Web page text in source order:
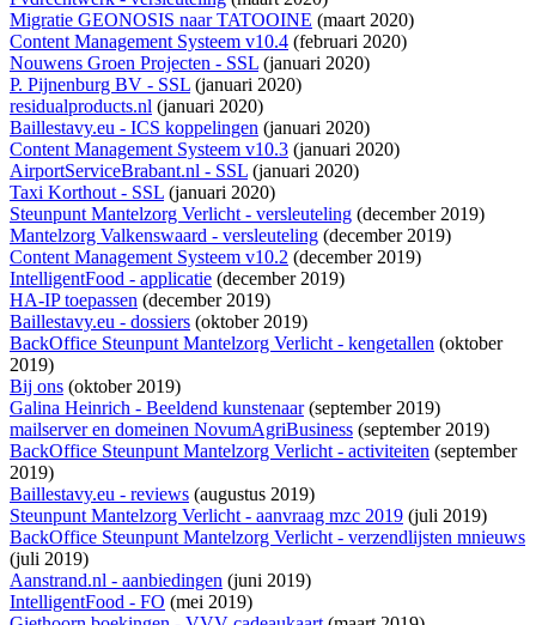
Migratie GEONOSIS naar TATOOINE (maart 2020)
Content Management Systeem v10.4 (februari 2020)
Nouwens Groen Projecten - SSL (januari 2020)
P. Pijnenburg BV - SSL (januari 2020)
residualproducts.nl (januari 2020)
Baillestavy.eu - ICS koppelingen (januari 2020)
Content Management Systeem v10.3 (januari 2020)
AirportServiceBrabant.nl - SSL (januari 2020)
Taxi Korthout - SSL (januari 2020)
Steunpunt Mantelzorg Verlicht - versleuteling (december 2019)
Mantelzorg Valkenswaard - versleuteling (december 2019)
Content Management Systeem v10.2 (december 2019)
IntelligentFood - applicatie (december 2019)
HA-IP toepassen (december 2019)
Baillestavy.eu - dossiers (oktober 2019)
BackOffice Steunpunt Mantelzorg Verlicht - kengetallen (oktober
2019)
Bij ons (oktober 2019)
Galina Heinrich - Beeldend kunstenaar(september 2019)
mailserver en domeinen NovumAgriBusiness (september 2019)
BackOffice Steunpunt Mantelzorg Verlicht - activiteiten (september
2019)
Baillestavy.eu - reviews (augustus 2019)
Steunpunt Mantelzorg Verlicht - aanvraag mzc 2019 (juli 2019)
BackOffice Steunpunt Mantelzorg Verlicht - verzendlijsten mnieuws
(juli 2019)
Aanstrand.nl - aanbiedingen (juni 2019)
IntelligentFood - FO (mei 2019)